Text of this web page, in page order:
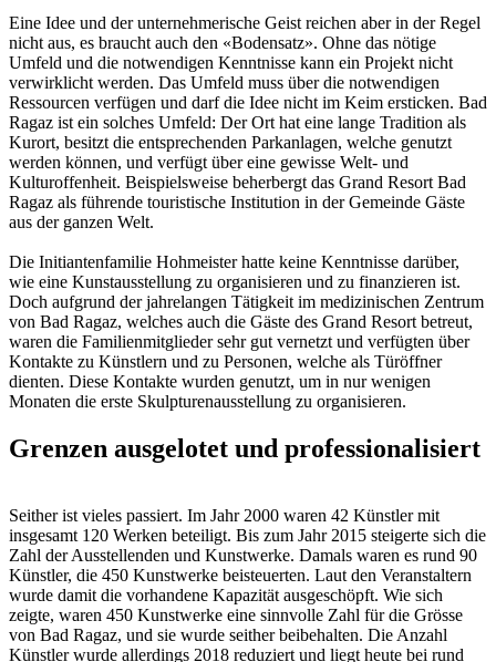
Eine Idee und der unternehmerische Geist reichen aber in der Regel
nicht aus, es braucht auch den «Bodensatz». Ohne das nötige
Umfeld und die notwendigen Kenntnisse kann ein Projekt nicht
verwirklicht werden. Das Umfeld muss über die notwendigen
Ressourcen verfügen und darf die Idee nicht im Keim ersticken. Bad
Ragaz ist ein solches Umfeld: Der Ort hat eine lange Tradition als
Kurort, besitzt die entsprechenden Parkanlagen, welche genutzt
werden können, und verfügt über eine gewisse Welt- und
Kulturoffenheit. Beispielsweise beherbergt das Grand Resort Bad
Ragaz als führende touristische Institution in der Gemeinde Gäste
aus der ganzen Welt.
Die Initiantenfamilie Hohmeister hatte keine Kenntnisse darüber,
wie eine Kunstausstellung zu organisieren und zu finanzieren ist.
Doch aufgrund der jahrelangen Tätigkeit im medizinischen Zentrum
von Bad Ragaz, welches auch die Gäste des Grand Resort betreut,
waren die Familienmitglieder sehr gut vernetzt und verfügten über
Kontakte zu Künstlern und zu Personen, welche als Türöffner
dienten. Diese Kontakte wurden genutzt, um in nur wenigen
Monaten die erste Skulpturenausstellung zu organisieren.
Grenzen ausgelotet und professionalisiert
Seither ist vieles passiert. Im Jahr 2000 waren 42 Künstler mit
insgesamt 120 Werken beteiligt. Bis zum Jahr 2015 steigerte sich die
Zahl der Ausstellenden und Kunstwerke. Damals waren es rund 90
Künstler, die 450 Kunstwerke beisteuerten. Laut den Veranstaltern
wurde damit die vorhandene Kapazität ausgeschöpft. Wie sich
zeigte, waren 450 Kunstwerke eine sinnvolle Zahl für die Grösse
von Bad Ragaz, und sie wurde seither beibehalten. Die Anzahl
Künstler wurde allerdings 2018 reduziert und liegt heute bei rund